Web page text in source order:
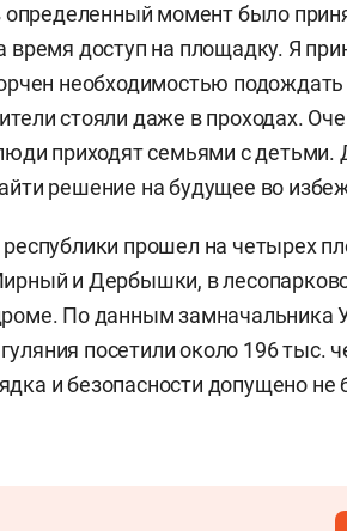
определенный момент было
время доступ на площадку. Я
необходимостью
стояли даже в проходах.
приходят семьями с детьми.
решение на будущее во
прошел на четырех
и Дербышки, в
По данным замначальника
посетили около 196 тыс.
и безопасности допущено не